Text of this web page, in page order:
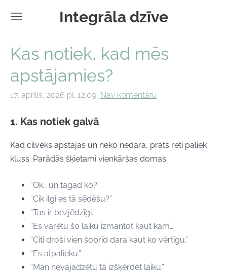
Integrāla dzīve
Kas notiek, kad mēs
apstājamies?
17. aprīlis, 2026 pl. 12:09, Nav komentāru
1. Kas notiek galvā
Kad cilvēks apstājas un neko nedara, prāts reti paliek
kluss. Parādās šķietami vienkāršas domas:
“Ok… un tagad ko?”
“Cik ilgi es tā sēdēšu?”
“Tas ir bezjēdzīgi.”
“Es varētu šo laiku izmantot kaut kam…”
“Citi droši vien šobrīd dara kaut ko vērtīgu.”
“Es atpalieku.”
“Man nevajadzētu tā izšķērdēt laiku.”